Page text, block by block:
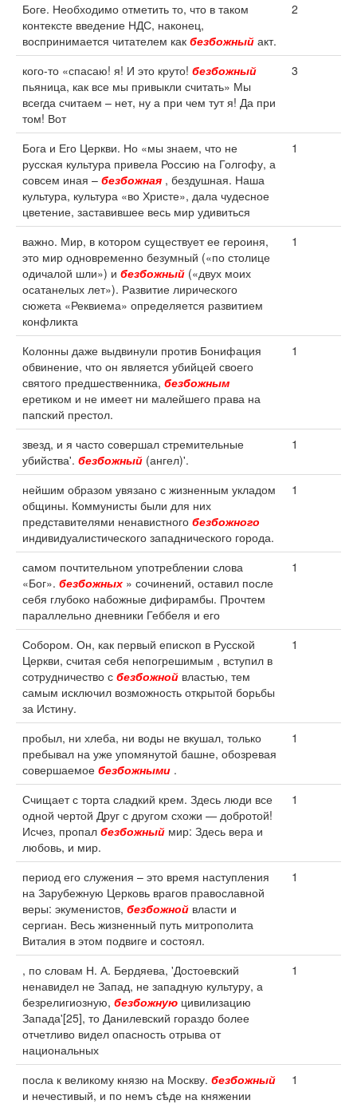
Боге. Необходимо отметить то, что в таком
контексте введение НДС, наконец,
воспринимается читателем как безбожный акт.
2
кого-то «спасаю! я! И это круто! безбожный
пьяница, как все мы привыкли считать» Мы
всегда считаем – нет, ну а при чем тут я! Да при
том! Вот
3
Бога и Его Церкви. Но «мы знаем, что не
русская культура привела Россию на Голгофу, а
совсем иная – безбожная , бездушная. Наша
культура, культура «во Христе», дала чудесное
цветение, заставившее весь мир удивиться
1
важно. Мир, в котором существует ее героиня,
это мир одновременно безумный («по столице
одичалой шли») и безбожный («двух моих
осатанелых лет»). Развитие лирического
сюжета «Реквиема» определяется развитием
конфликта
1
Колонны даже выдвинули против Бонифация
обвинение, что он является убийцей своего
святого предшественника, безбожным
еретиком и не имеет ни малейшего права на
папский престол.
1
звезд, и я часто совершал стремительные
убийства'. безбожный (ангел)'.
1
нейшим образом увязано с жизненным укладом
общины. Коммунисты были для них
представителями ненавистного безбожного
индивидуалистического западнического города.
1
самом почтительном употреблении слова
«Бог». безбожных » сочинений, оставил после
себя глубоко набожные дифирамбы. Прочтем
параллельно дневники Геббеля и его
1
Собором. Он, как первый епископ в Русской
Церкви, считая себя непогрешимым , вступил в
сотрудничество с безбожной властью, тем
самым исключил возможность открытой борьбы
за Истину.
1
пробыл, ни хлеба, ни воды не вкушал, только
пребывал на уже упомянутой башне, обозревая
совершаемое безбожными .
1
Счищает с торта сладкий крем. Здесь люди все
одной чертой Друг с другом схожи — добротой!
Исчез, пропал безбожный мир: Здесь вера и
любовь, и мир.
1
период его служения – это время наступления
на Зарубежную Церковь врагов православной
веры: экуменистов, безбожной власти и
сергиан. Весь жизненный путь митрополита
Виталия в этом подвиге и состоял.
1
, по словам Н. А. Бердяева, 'Достоевский
ненавидел не Запад, не западную культуру, а
безрелигиозную, безбожную цивилизацию
Запада'[25], то Данилевский гораздо более
отчетливо видел опасность отрыва от
национальных
1
посла к великому князю на Москву. безбожный
и нечестивый, и по немъ сѣде на княжении
1